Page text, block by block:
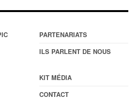
PARTENARIATS
ILS PARLENT DE NOUS
KIT MÉDIA
CONTACT